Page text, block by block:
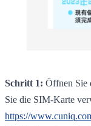
Schritt 1: Öffnen Sie
Sie die SIM-Karte
https://